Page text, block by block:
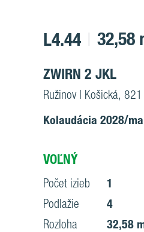
L4.44 32,58
ZWIRN 2 JKL
Ružinov | Košická,
Kolaudácia 2028/
VOĽNÝ
Počet izieb
1
Podlažie
4
Rozloha
32,58